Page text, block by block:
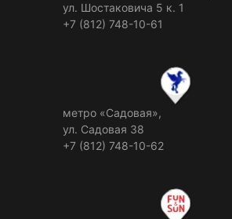
ул. Шостаковича 5 к. 1
+7 (812) 748-10-61
метро «Садовая»,
ул. Садовая 38
+7 (812) 748-10-62